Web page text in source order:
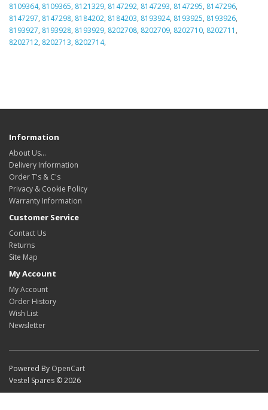
8109364, 8109365, 8121329, 8147292, 8147293, 8147295, 8147296,
8147297, 8147298, 8184202, 8184203, 8193924, 8193925, 8193926,
8193927, 8193928, 8193929, 8202708, 8202709, 8202710, 8202711 ,
8202712, 8202713, 8202714,
Information
About Us…
Delivery Information
Order T's & C's
Privacy & Cookie Policy
Warranty Information
Customer Service
Contact Us
Returns
Site Map
My Account
My Account
Order History
Wish List
Newsletter
Powered By OpenCart
Vestel Spares © 2026